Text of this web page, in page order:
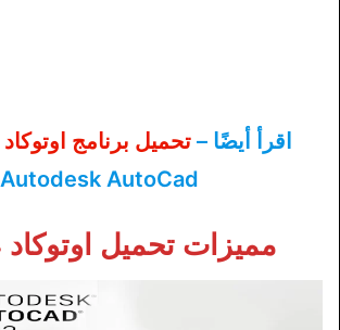
اقرأ أيضًا –تحميل برنامج اوتوكاد 2021
Autodesk AutoCad
مميزات تحميل اوتوكاد 64 بت